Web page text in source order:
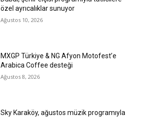
özel ayrıcalıklar sunuyor
Ağustos 10, 2026
MXGP Türkiye & NG Afyon Motofest’e
Arabica Coffee desteği
Ağustos 8, 2026
Sky Karaköy, ağustos müzik programıyla